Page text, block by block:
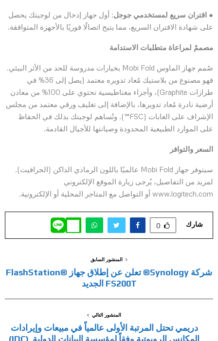
● اقتران سريع لمستخدمي جوجل: أول جهاز إدخال من لوجيتك يحصل
على شهادة الاقتران السريع، مما يتيح اتصالًا فوريًا بالأجهزة المتوافقة.
مصممٌ لمراعاة متطلبات الاستدامة
صُمم جهاز الماوس Mobi Fold بخيارات مدروسة للحد من الأثر البيئي.
فهو مصنوع من بلاستيك مُعاد تدويره معتمد (يصل إلى 36% في
طرازات Graphite)، وأجزاء مغناطيسية تحتوي على 100% من معادن
أرضية نادرة مُعاد تدويرها، بالإضافة إلى تغليف ورقي معتمد من مجلس
الإشراف على الغابات (FSC™). وتُساهم لوجيتك بذلك في الحفاظ
على الموارد الطبيعية المحدودة وصيانتها للأجيال القادمة.
السعر والتوافر
سيتوفر جهاز Mobi Fold عالميًا باللون الرمادي الداكن (الجرافيت).
لمزيد من التفاصيل، يُرجى زيارة الموقع الإلكتروني
www.logitech.com أو التواصل مع المتاجر المحلية أو الإلكترونية.
شارك 0
المنشور السابق
شركة Synology® تعلن عن إطلاق جهاز FlashStation®
FS200T الجديد
المنشور التالي
دريمي تحتل المرتبة الأولى عالمياً في مبيعات وإيرادات
المكانس الروبوتية وفقاً لمؤسسة البيانات الدولية (IDC)